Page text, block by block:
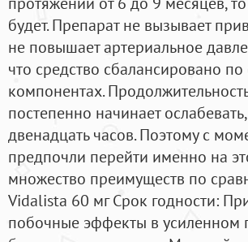
будет. Препарат не вызывает
не повышает артериальное
что средство сбалансировано
компонентах.
постепенно начинает
двенадцать часов. Поэтому с
предпочли перейти именно на
множество преимуществ по
Vidalista 60 мг Срок годности:
побочные эффекты в усиленном